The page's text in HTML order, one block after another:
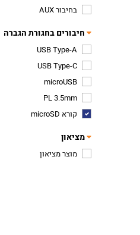
בחיבור AUX
חיבורים בחגורת הגברה
USB Type-A
USB Type-C
microUSB
PL 3.5mm
קורא microSD
מציאון
מוצר מציאון